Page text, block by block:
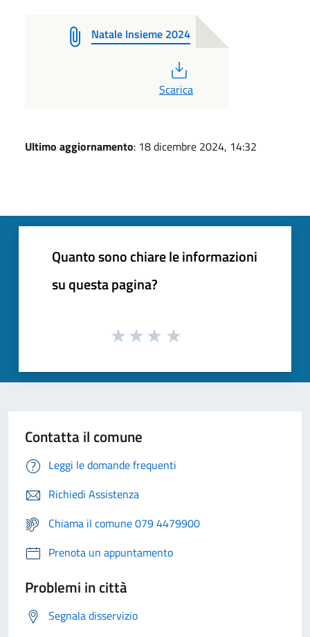
Natale Insieme 2024
Scarica
Ultimo aggiornamento: 18 dicembre 2024, 14:32
Quanto sono chiare le informazioni
su questa pagina?
Contatta il comune
Leggi le domande frequenti
Richiedi Assistenza
Chiama il comune 079 4479900
Prenota un appuntamento
Problemi in città
Segnala disservizio